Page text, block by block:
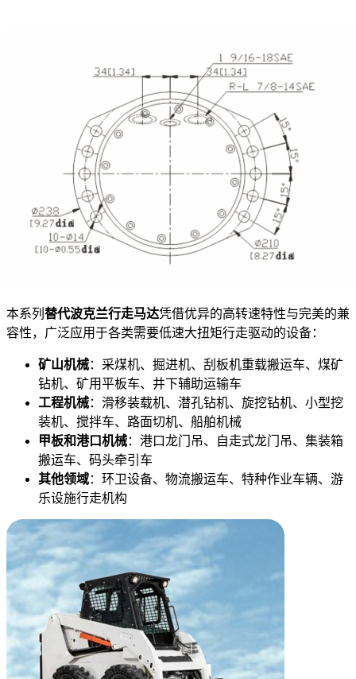
本系列 替代波克兰行走马达凭借优异的高转速特性与完美的兼
容性，广泛应用于各类需要低速大扭矩行走驱动的设备：
矿山机械：采煤机、掘进机、刮板机重载搬运车、煤矿
钻机、矿用平板车、井下辅助运输车
工程机械：滑移装载机、潜孔钻机、旋挖钻机、小型挖
装机、搅拌车、路面切机、船舶机械
甲板和港口机械：港口龙门吊、自走式龙门吊、集装箱
搬运车、码头牵引车
其他领域：环卫设备、物流搬运车、特种作业车辆、游
乐设施行走机构